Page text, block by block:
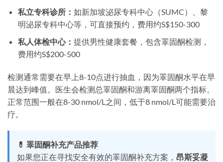
私立专科诊所： 如新加坡泌尿专科中心（SUMC）、黎
明泌尿专科中心等，可直接预约，费用约S$150-300
私人体检中心： 提供男性健康套餐，包含睪固酮检测，
费用约S$200-500
检测通常需要在早上8-10点进行抽血，因为睪固酮水平在早
晨达到峰值。医生会检测总睪固酮和游离睪固酮两个指标。
正常范围一般在8-30 nmol/L之间，低于8 nmol/L可能需要治
疗。
💊 睪固酮补充产品推荐
如果您正在寻找安全有效的睪固酮补充方案， 昂斯妥凝